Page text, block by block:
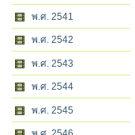
พ.ศ. 2541
พ.ศ. 2542
พ.ศ. 2543
พ.ศ. 2544
พ.ศ. 2545